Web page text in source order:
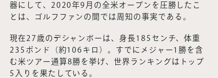
器にして、2020年9月の全米オープンを圧勝したこ
とは、ゴルフファンの間では周知の事実である。
現在27歳のデシャンボーは、身長185センチ、体重
235ポンド（約106キロ）。すでにメジャー1勝を含
む米ツアー通算8勝を挙げ、世界ランキングはトップ
5入りを果たしている。